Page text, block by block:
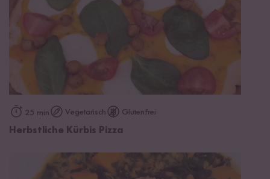
25 min Vegetarisch Glutenfrei
Herbstliche Kürbis Pizza